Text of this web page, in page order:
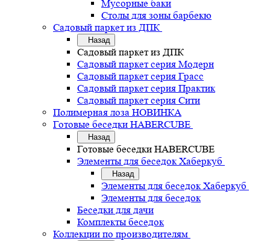
Мусорные баки
Столы для зоны барбекю
Садовый паркет из ДПК
Назад
Садовый паркет из ДПК
Садовый паркет серия Mодерн
Садовый паркет серия Грасс
Садовый паркет серия Практик
Садовый паркет серия Сити
Полимерная лоза НОВИНКА
Готовые беседки HABERCUBE
Назад
Готовые беседки HABERCUBE
Элементы для беседок Хаберкуб
Назад
Элементы для беседок Хаберкуб
Элементы для беседок
Беседки для дачи
Комплекты беседок
Коллекции по производителям